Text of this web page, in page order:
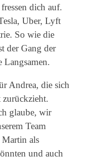
dich auf.
Uber, Lyft
So wie die
der Gang der
Langsamen.
Andrea, die sich
glaube, wir
Team
als
und auch